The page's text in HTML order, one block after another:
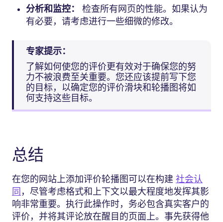
分析和监控： 检查所有网页的性能。如果认为
有必要，请考虑进行一些细微的修改。
专家提示：
了解如何使您的评价更有效对于确保您的努
力不被浪费至关重要。您还应该提前写下您
的目标，以确定您的评价滑块和轮播图将如
何支持这些目标。
总结
在您的网站上添加评价轮播图可以在构建 社会认
同 ，尽管考虑格式和上下文以最大程度地发挥其影
响非常重要。执行此操作时，务必包含真实客户的
评价，并将其评论放在醒目的页面上。事先获得他